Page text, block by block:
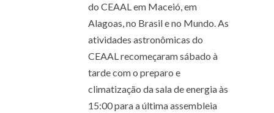
do CEAAL em Maceió, em
Alagoas, no Brasil e no Mundo. As
atividades astronômicas do
CEAAL recomeçaram sábado à
tarde com o preparo e
climatização da sala de energia às
15:00 para a última assembleia